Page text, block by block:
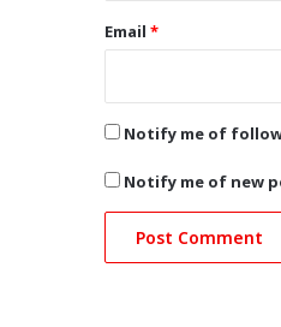
Email *
Notify me of
Notify me of new